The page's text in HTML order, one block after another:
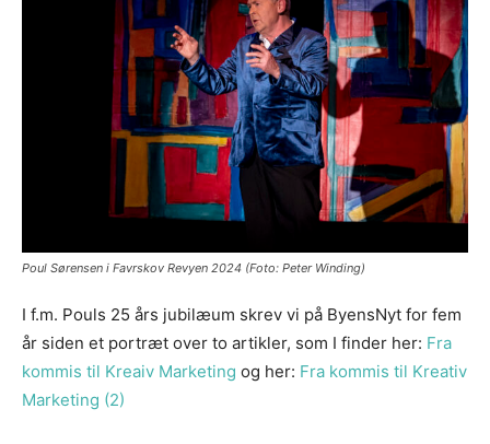
Poul Sørensen i Favrskov Revyen 2024 (Foto: Peter Winding)
I f.m. Pouls 25 års jubilæum skrev vi på ByensNyt for fem
år siden et portræt over to artikler, som I finder her: Fra
kommis til Kreaiv Marketing og her: Fra kommis til Kreativ
Marketing (2)